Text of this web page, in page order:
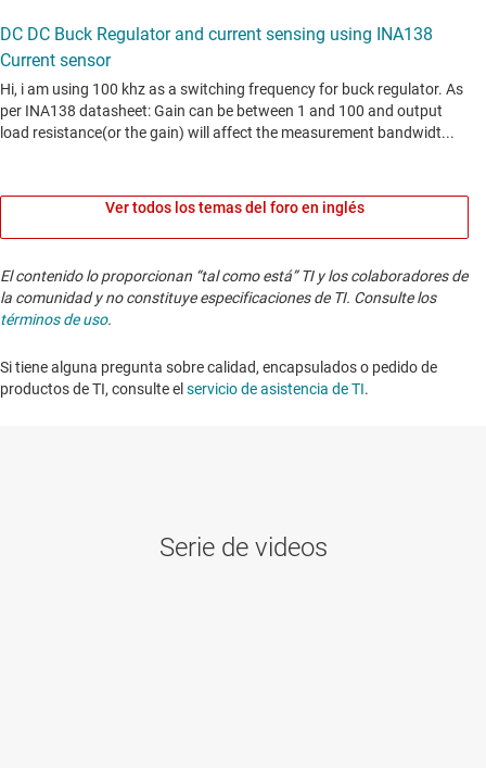
Ver todos los temas del foro en inglés
El contenido lo proporcionan “tal como está” TI y los colaboradores de
la comunidad y no constituye especificaciones de TI. Consulte los
términos de uso.
Si tiene alguna pregunta sobre calidad, encapsulados o pedido de
productos de TI, consulte el servicio de asistencia de TI. ​​​​​​​​​​​​​​
Serie de videos